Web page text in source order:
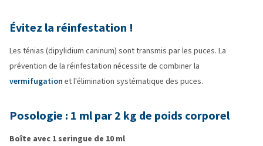
Évitez la réinfestation !
Les ténias (dipylidium caninum) sont transmis par les puces. La
prévention de la réinfestation nécessite de combiner la
vermifugation et l'élimination systématique des puces.
Posologie : 1 ml par 2 kg de poids corporel
Boîte avec 1 seringue de 10 ml